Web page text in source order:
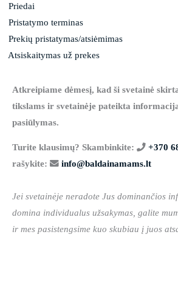
Priedai
Pristatymo terminas
Prekių pristatymas/atsiėmimas
Atsiskaitymas už prekes
Atkreipiame dėmesį, kad ši svetainė
tikslams ir svetainėje pateikta
pasiūlymas.
Turite klausimų? Skambinkite: +370
rašykite:
info@baldainamams.lt
Jei svetainėje neradote Jus dominančios
domina individualus užsakymas, galite
ir mes pasistengsime kuo skubiau į juos